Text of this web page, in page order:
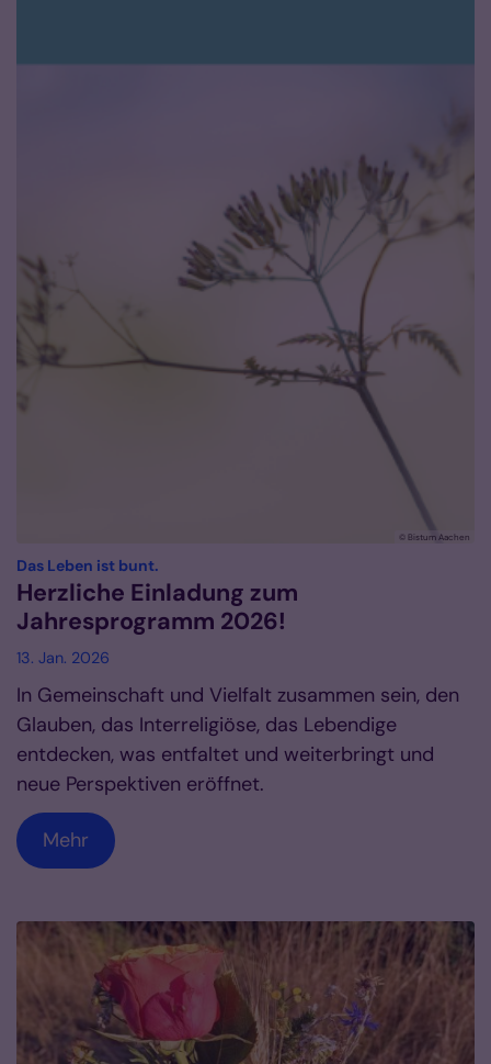
© Bistum Aachen
Das Leben ist bunt.
Herzliche Einladung zum
Jahresprogramm 2026!
13. Jan. 2026
In Gemeinschaft und Vielfalt zusammen sein, den
Glauben, das Interreligiöse, das Lebendige
entdecken, was entfaltet und weiterbringt und
neue Perspektiven eröffnet.
Mehr